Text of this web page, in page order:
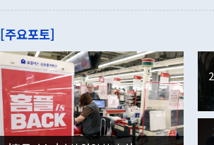
관은 업무보
이 9월 러시
며 "정부 차
은 "그것은
잘랐다. 정 장
않았다는 점
사합의 복원,
권이라는 지
는 배당수입
였던 올해 3
인의 해외투
각각 증가했
국인의 국내
감소하며 전
경신했다. 외
분기 말 만기
[주요포토]